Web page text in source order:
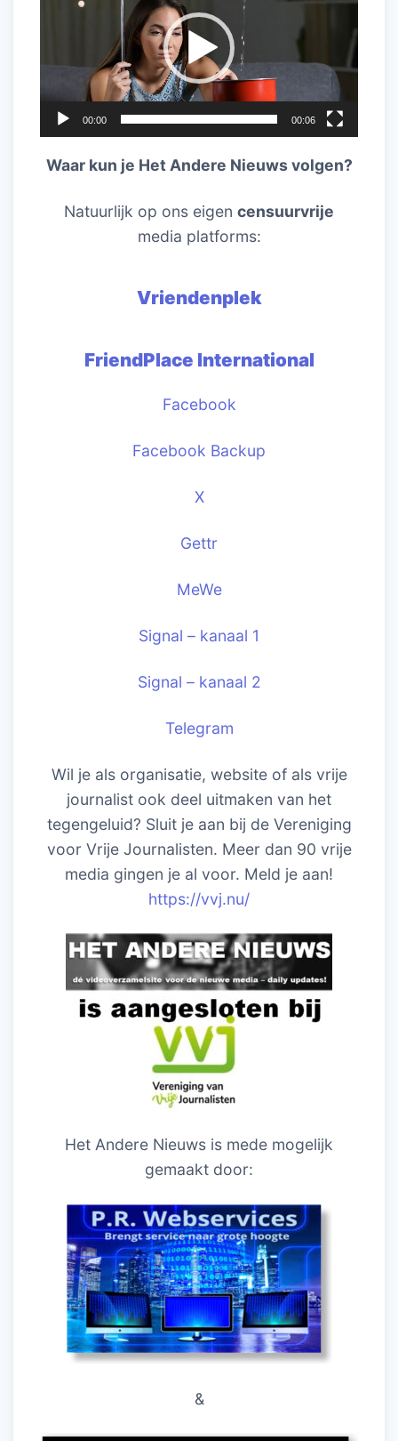
00:00 00:06
Waar kun je Het Andere Nieuws volgen?
Natuurlijk op ons eigen censuurvrije
media platforms:
Vriendenplek
FriendPlace International
Facebook
Facebook Backup
X
Gettr
MeWe
Signal – kanaal 1
Signal – kanaal 2
Telegram
Wil je als organisatie, website of als vrije
journalist ook deel uitmaken van het
tegengeluid? Sluit je aan bij de Vereniging
voor Vrije Journalisten. Meer dan 90 vrije
media gingen je al voor. Meld je aan!
https://vvj.nu/
Het Andere Nieuws is mede mogelijk
gemaakt door:
&